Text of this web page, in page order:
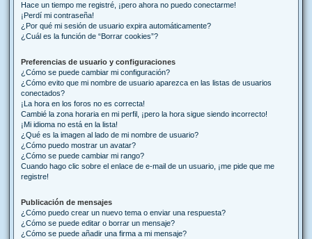
Hace un tiempo me registré, ¡pero ahora no puedo conectarme!
¡Perdí mi contraseña!
¿Por qué mi sesión de usuario expira automáticamente?
¿Cuál es la función de “Borrar cookies”?
Preferencias de usuario y configuraciones
¿Cómo se puede cambiar mi configuración?
¿Cómo evito que mi nombre de usuario aparezca en las listas de usuarios
conectados?
¡La hora en los foros no es correcta!
Cambié la zona horaria en mi perfil, ¡pero la hora sigue siendo incorrecto!
¡Mi idioma no está en la lista!
¿Qué es la imagen al lado de mi nombre de usuario?
¿Cómo puedo mostrar un avatar?
¿Cómo se puede cambiar mi rango?
Cuando hago clic sobre el enlace de e-mail de un usuario, ¡me pide que me
registre!
Publicación de mensajes
¿Cómo puedo crear un nuevo tema o enviar una respuesta?
¿Cómo se puede editar o borrar un mensaje?
¿Cómo se puede añadir una firma a mi mensaje?